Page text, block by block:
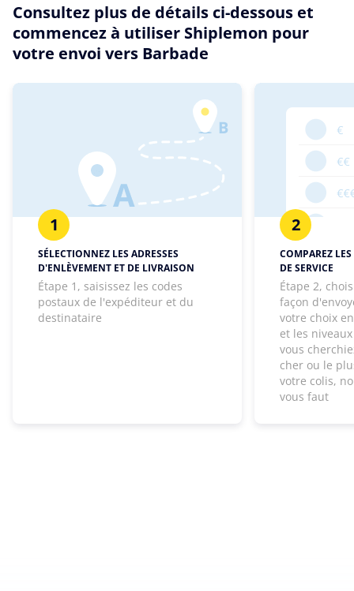
Consultez plus de détails ci-dessous et
commencez à utiliser Shiplemon pour
votre envoi vers Barbade
1
SÉLECTIONNEZ LES ADRESSES
D'ENLÈVEMENT ET DE LIVRAISON
Étape 1, saisissez les codes
postaux de l'expéditeur et du
destinataire
2
COMPAREZ
DE SERVICE
Étape 2,
façon
votre choix
et les
vous
cher ou le
votre colis,
vous faut